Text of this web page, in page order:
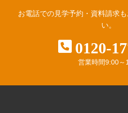
お電話での見学予約・資料請求も
い。
0120-
営業時間9:00～